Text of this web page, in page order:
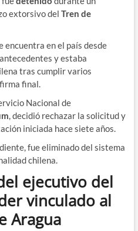
extorsivo del Tren de
encuentra en el país desde
y estaba
tras cumplir varios
final.
Nacional de
, decidió rechazar la solicitud y
iniciada hace siete años.
fue eliminado del sistema
chilena.
ejecutivo del
vinculado al
Aragua